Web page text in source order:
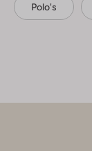
Polo's